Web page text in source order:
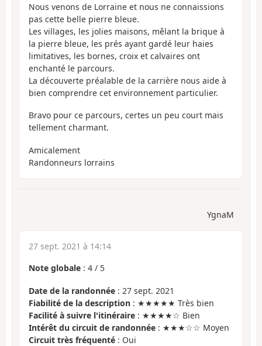
Nous venons de Lorraine et nous ne connaissions
pas cette belle pierre bleue.
Les villages, les jolies maisons, mêlant la brique à
la pierre bleue, les prés ayant gardé leur haies
limitatives, les bornes, croix et calvaires ont
enchanté le parcours.
La découverte préalable de la carrière nous aide à
bien comprendre cet environnement particulier.
Bravo pour ce parcours, certes un peu court mais
tellement charmant.
Amicalement
Randonneurs lorrains
YgnaM
27 sept. 2021 à 14:14
Note globale : 4 / 5
Date de la randonnée : 27 sept. 2021
Fiabilité de la description : ★★★★★ Très bien
Facilité à suivre l'itinéraire : ★★★★☆ Bien
Intérêt du circuit de randonnée : ★★★☆☆ Moyen
Circuit très fréquenté : Oui